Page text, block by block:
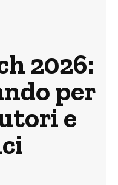
2026:
per
e